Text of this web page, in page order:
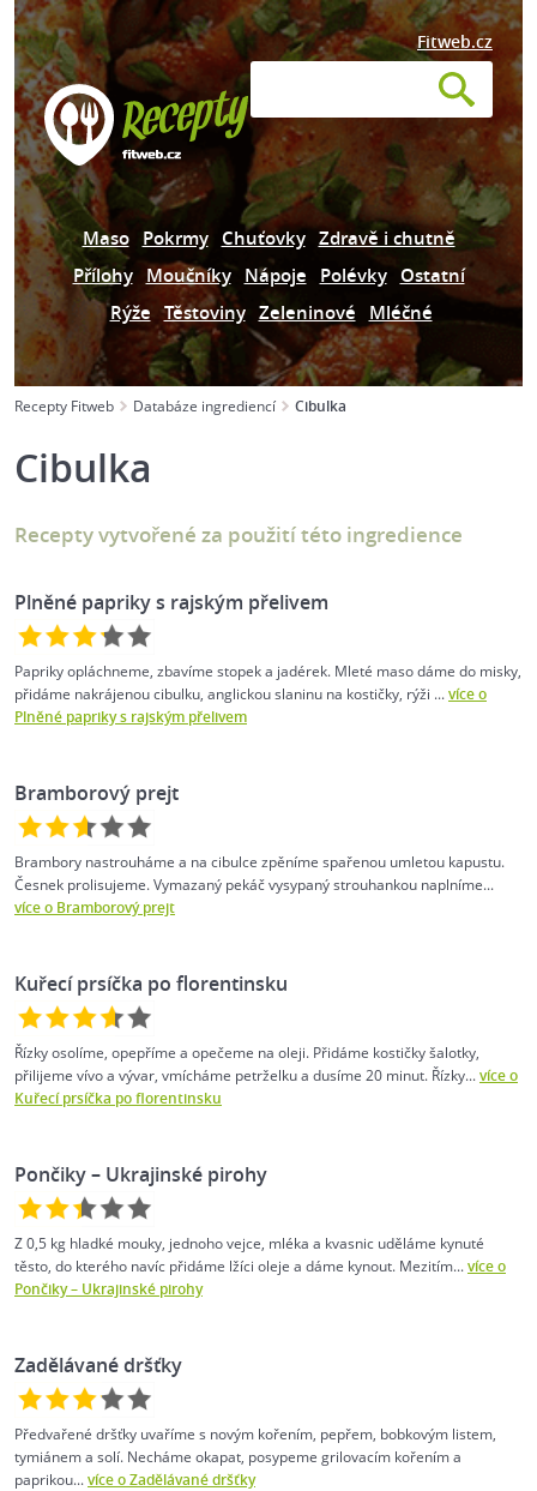
Fitweb.cz
Maso Pokrmy Chuťovky Zdravě i chutně
Přílohy Moučníky Nápoje Polévky Ostatní
Rýže Těstoviny Zeleninové Mléčné
Recepty Fitweb Databáze ingrediencí Cibulka
Cibulka
Recepty vytvořené za použití této ingredience
Plněné papriky s rajským přelivem
Papriky opláchneme, zbavíme stopek a jadérek. Mleté maso dáme do misky,
přidáme nakrájenou cibulku, anglickou slaninu na kostičky, rýži ...více o
Plněné papriky s rajským přelivem
Bramborový prejt
Brambory nastrouháme a na cibulce zpěníme spařenou umletou kapustu.
Česnek prolisujeme. Vymazaný pekáč vysypaný strouhankou naplníme...
více o Bramborový prejt
Kuřecí prsíčka po florentinsku
Řízky osolíme, opepříme a opečeme na oleji. Přidáme kostičky šalotky,
přilijeme vívo a vývar, vmícháme petrželku a dusíme 20 minut. Řízky...více o
Kuřecí prsíčka po florentinsku
Pončiky – Ukrajinské pirohy
Z 0,5 kg hladké mouky, jednoho vejce, mléka a kvasnic uděláme kynuté
těsto, do kterého navíc přidáme lžíci oleje a dáme kynout. Mezitím...více o
Pončiky – Ukrajinské pirohy
Zadělávané dršťky
Předvařené dršťky uvaříme s novým kořením, pepřem, bobkovým listem,
tymiánem a solí. Necháme okapat, posypeme grilovacím kořením a
paprikou...více o Zadělávané dršťky